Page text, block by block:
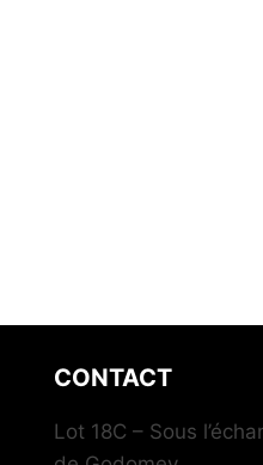
CONTACT
Lot 18C – Sous